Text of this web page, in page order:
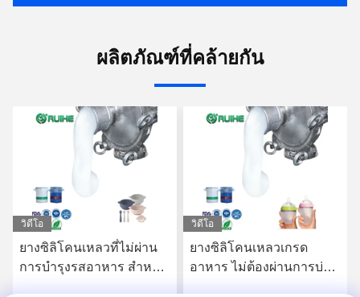
ผลิตภัณฑ์ที่คล้ายกัน
วิดีโอ
ยางซิลิโคนเหลวที่ไม่ผ่าน
การบํารุงรสอาหาร สําหรับ
วิดีโอ
ยางซิลิโคนเหลวเกรด
อาหาร ไม่ต้องผ่านการบ่ม